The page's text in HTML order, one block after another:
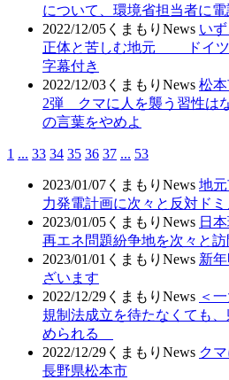
について、環境省担当者に
2022/12/05 くまもりNews い
正体と苦しむ地元 ドイツ
字幕付き
2022/12/03 くまもりNews 松
2弾 クマに人を襲う習性は
の言葉をやめよ
1 ... 33 34 35 36 37 ... 53
2023/01/07 くまもりNews 地
力発電計画に次々と反対ド
2023/01/05 くまもりNews 日
再エネ問題紛争地を次々と
2023/01/01 くまもりNews 新
ざいます
2022/12/29 くまもりNews ＜
規制法成立を待たなくても
められる
2022/12/29 くまもりNews ク
長野県松本市